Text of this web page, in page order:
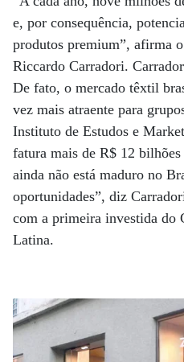
e, por consequência,
produtos premium”, afirma
Riccardo Carradori.
De fato, o mercado têxtil
vez mais atraente para
Instituto de Estudos e
fatura mais de R$ 12
ainda não está maduro no
oportunidades”, diz
com a primeira investida do
Latina.